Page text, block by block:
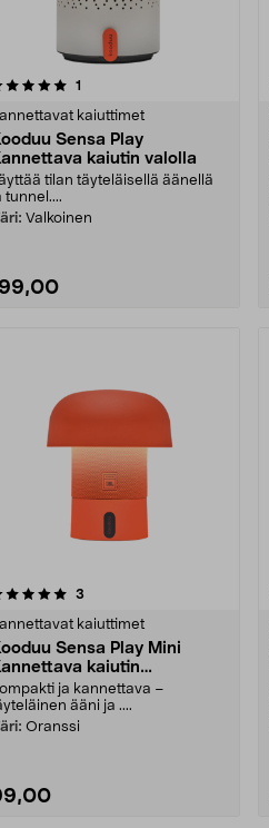
1
kaiuttimet
Sensa Play
kaiutin valolla
tilan täyteläisellä äänellä
tunnel....
Valkoinen
5.0 viidestä
3
kaiuttimet
Sensa Play Mini
kaiutin
ja kannettava –
ääni ja ....
Oranssi
5.0 viidestä